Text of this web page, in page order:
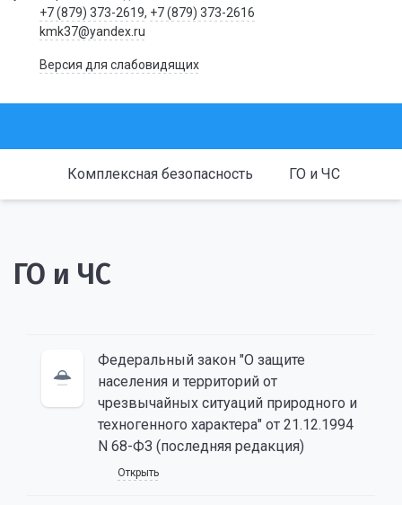
+7 (879) 373-2619, +7 (879) 373-2616
kmk37@yandex.ru
Версия для слабовидящих
Комплексная безопасность ГО и ЧС
ГО и ЧС
Федеральный закон "О защите
населения и территорий от
чрезвычайных ситуаций природного и
техногенного характера" от 21.12.1994
N 68-ФЗ (последняя редакция)
Открыть